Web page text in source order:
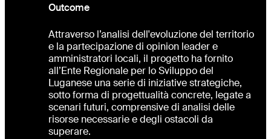
Outcome
Attraverso l’analisi dell'evoluzione del territorio
e la partecipazione di opinion leader e
amministratori locali, il progetto ha fornito
all’Ente Regionale per lo Sviluppo del
Luganese una serie di iniziative strategiche,
sotto forma di progettualità concrete, legate a
scenari futuri, comprensive di analisi delle
risorse necessarie e degli ostacoli da
superare.